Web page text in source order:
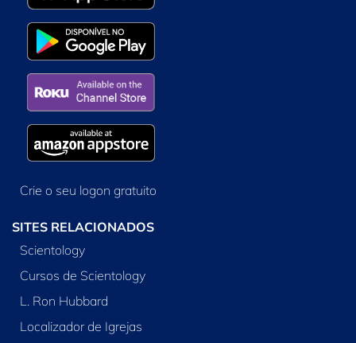
Crie o seu logon gratuito
SITES RELACIONADOS
Scientology
Cursos de Scientology
L. Ron Hubbard
Localizador de Igrejas